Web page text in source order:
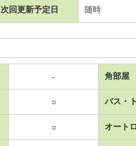
次回更新予定日 随時
- 角部屋
○ バス・
○ オート